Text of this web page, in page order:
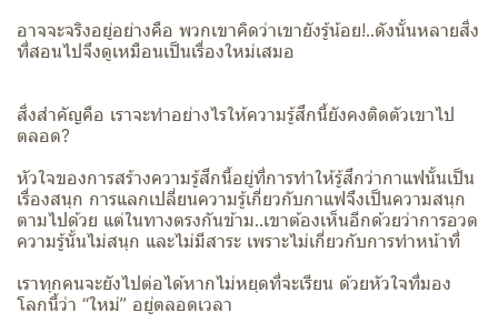
อาจจะจริงอยู่อย่างคือ พวกเขาคิดว่าเขายังรู้น้อย!..ดังนั้นหลายสิ่ง
ที่สอนไปจึงดูเหมือนเป็นเรื่องใหม่เสมอ
สิ่งสำคัญคือ เราจะทำอย่างไรให้ความรู้สึกนี้ยังคงติดตัวเขาไป
ตลอด?
หัวใจของการสร้างความรู้สึกนี้อยู่ที่การทำให้รู้สึกว่ากาแฟนั้นเป็น
เรื่องสนุก การแลกเปลี่ยนความรู้เกี่ยวกับกาแฟจึงเป็นความสนุก
ตามไปด้วย แต่ในทางตรงกันข้าม..เขาต้องเห็นอีกด้วยว่าการอวด
ความรู้นั้นไม่สนุก และไม่มีสาระ เพราะไม่เกี่ยวกับการทำหน้าที่
เราทุกคนจะยังไปต่อได้หากไม่หยุดที่จะเรียน ด้วยหัวใจที่มอง
โลกนี้ว่า “ใหม่” อยู่ตลอดเวลา